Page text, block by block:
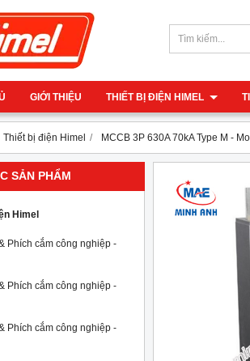
GIỚI THIỆU THIẾT BỊ ĐIỆN HIMEL
Thiết bị điện Himel MCCB 3P 630A 70kA Type M -
SẢN PHẨM
Himel
Phích cắm công nghiệp -
Phích cắm công nghiệp -
Phích cắm công nghiệp -